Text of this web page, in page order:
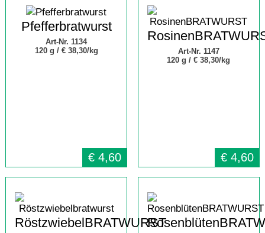
Pfefferbratwurst
Art-Nr. 1134
120 g / € 38,30/kg
€ 4,60
Art-Nr. 1147
120 g /€ 38,30/kg
€ 4,60
RöstzwiebelBRATWURST